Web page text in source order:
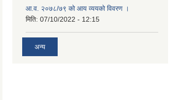
आ.व. २०७८/७९ को आय व्ययको विवरण ।
मिति: 07/10/2022 - 12:15
अन्य